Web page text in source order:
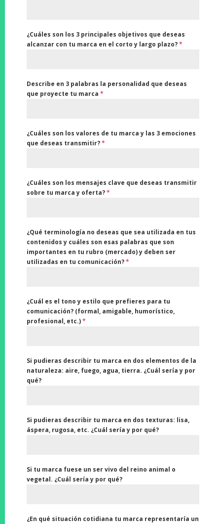
¿Cuáles son los 3 principales objetivos que deseas
alcanzar con tu marca en el corto y largo plazo?*
Describe en 3 palabras la personalidad que deseas
que proyecte tu marca *
¿Cuáles son los valores de tu marca y las 3 emociones
que deseas transmitir?*
¿Cuáles son los mensajes clave que deseas transmitir
sobre tu marca y oferta?*
¿Qué terminología no deseas que sea utilizada en tus
contenidos y cuáles son esas palabras que son
importantes en tu rubro (mercado) y deben ser
utilizadas en tu comunicación?*
¿Cuál es el tono y estilo que prefieres para tu
comunicación? (formal, amigable, humorístico,
profesional, etc.)*
Si pudieras describir tu marca en dos elementos de la
naturaleza: aire, fuego, agua, tierra. ¿Cuál sería y por
qué?
Si pudieras describir tu marca en dos texturas: lisa,
áspera, rugosa, etc. ¿Cuál sería y por qué?
Si tu marca fuese un ser vivo del reino animal o
vegetal. ¿Cuál sería y por qué?
¿En qué situación cotidiana tu marca representaría un